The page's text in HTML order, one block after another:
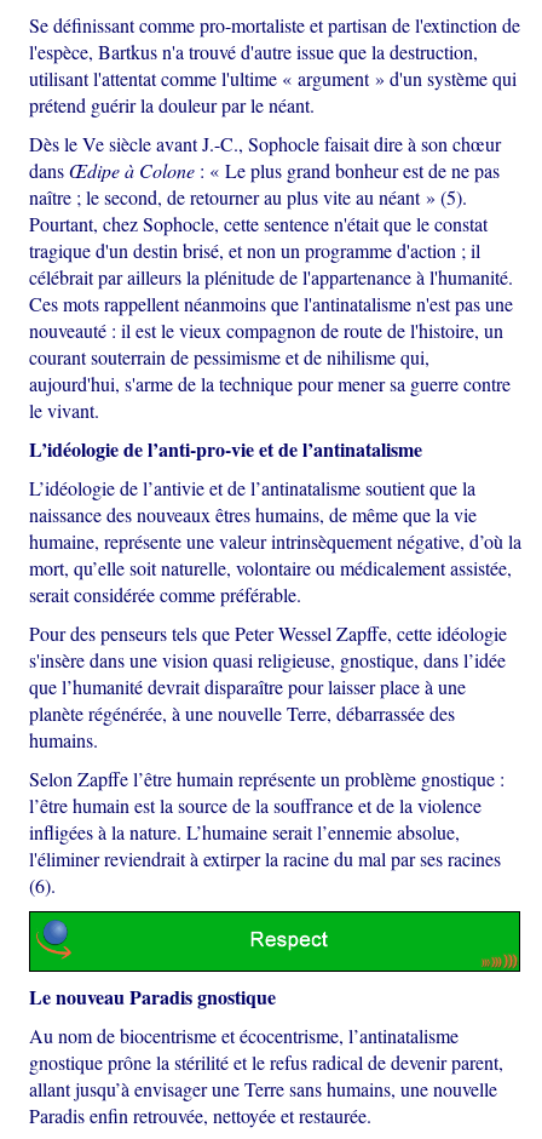
Se définissant comme pro-mortaliste et partisan de l'extinction de
l'espèce, Bartkus n'a trouvé d'autre issue que la destruction,
utilisant l'attentat comme l'ultime « argument » d'un système qui
prétend guérir la douleur par le néant.
Dès le Ve siècle avant J.-C., Sophocle faisait dire à son chœur
dansŒdipe à Colone : « Le plus grand bonheur est de ne pas
naître ; le second, de retourner au plus vite au néant » (5).
Pourtant, chez Sophocle, cette sentence n'était que le constat
tragique d'un destin brisé, et non un programme d'action ; il
célébrait par ailleurs la plénitude de l'appartenance à l'humanité.
Ces mots rappellent néanmoins que l'antinatalisme n'est pas une
nouveauté : il est le vieux compagnon de route de l'histoire, un
courant souterrain de pessimisme et de nihilisme qui,
aujourd'hui, s'arme de la technique pour mener sa guerre contre
le vivant.
L’idéologie de l’anti-pro-vie et de l’antinatalisme
L’idéologie de l’antivie et de l’antinatalisme soutient que la
naissance des nouveaux êtres humains, de même que la vie
humaine, représente une valeur intrinsèquement négative, d’où la
mort, qu’elle soit naturelle, volontaire ou médicalement assistée,
serait considérée comme préférable.
Pour des penseurs tels que Peter Wessel Zapffe, cette idéologie
s'insère dans une vision quasi religieuse, gnostique, dans l’idée
que l’humanité devrait disparaître pour laisser place à une
planète régénérée, à une nouvelle Terre, débarrassée des
humains.
Selon Zapffe l’être humain représente un problème gnostique :
l’être humain est la source de la souffrance et de la violence
infligées à la nature. L’humaine serait l’ennemie absolue,
l'éliminer reviendrait à extirper la racine du mal par ses racines
(6).
Le nouveau Paradis gnostique
Au nom de biocentrisme et écocentrisme, l’antinatalisme
gnostique prône la stérilité et le refus radical de devenir parent,
allant jusqu’à envisager une Terre sans humains, une nouvelle
Paradis enfin retrouvée, nettoyée et restaurée.